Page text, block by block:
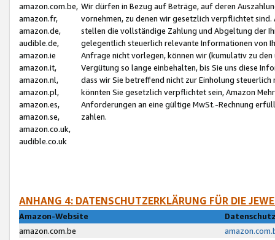
amazon.com.be,
amazon.fr,
amazon.de,
audible.de,
amazon.ie
amazon.it,
amazon.nl,
amazon.pl,
amazon.es,
amazon.se,
amazon.co.uk,
audible.co.uk
Wir dürfen in Bezug auf Beträge, auf deren
vornehmen, zu denen wir gesetzlich verpflichtet
stellen die vollständige Zahlung und Abgeltung der
gelegentlich steuerlich relevante Informationen von
Anfrage nicht vorlegen, können wir (kumulativ zu
Vergütung so lange einbehalten, bis Sie uns diese
dass wir Sie betreffend nicht zur Einholung
könnten Sie gesetzlich verpflichtet sein, Amazon
Anforderungen an eine gültige MwSt.-Rechnung
zahlen.
ANHANG 4: DATENSCHUTZERKLÄRUNG FÜR DIE
Amazon-Website
amazon.com.be